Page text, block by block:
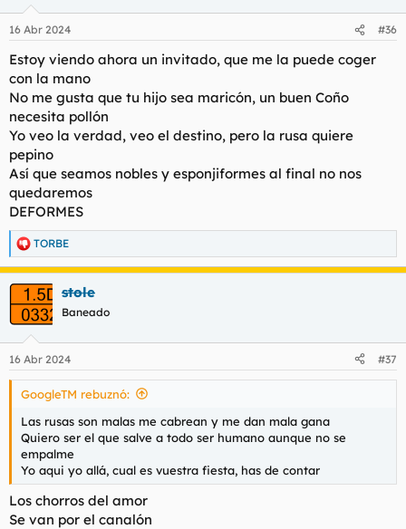
e
:
16 Abr 2024 #36
Estoy viendo ahora un invitado, que me la puede coger
con la mano
No me gusta que tu hijo sea maricón, un buen Coño
necesita pollón
Yo veo la verdad, veo el destino, pero la rusa quiere
pepino
Así que seamos nobles y esponjiformes al final no nos
quedaremos
DEFORMES
R
e
a
c
i
e
s
TORBE
stole
Baneado
16 Abr 2024 #37
GoogleTM rebuznó:
Las rusas son malas me cabrean y me dan mala gana
Quiero ser el que salve a todo ser humano aunque no se
empalme
Yo aqui yo allá, cual es vuestra fiesta, has de contar
Los chorros del amor
Se van por el canalón